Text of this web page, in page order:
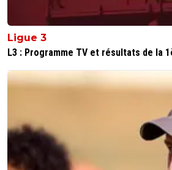
Ligue 3
L3 : Programme TV et résultats de la